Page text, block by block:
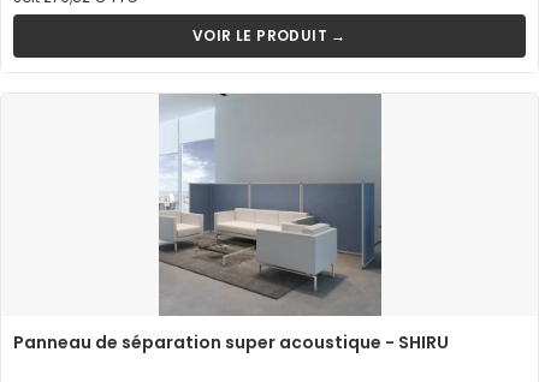
VOIR LE PRODUIT →
Panneau de séparation super acoustique - SHIRU